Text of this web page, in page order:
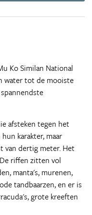
Ko Similan National
water tot de mooiste
afsteken tegen het
karakter, maar
van dertig meter. Het
riffen zitten vol
manta's, murenen,
tandbaarzen, en er is
grote kreeften